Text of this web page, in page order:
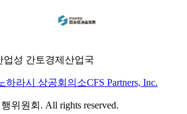
업성 간토경제산업국
하라시 상공회의소CFS Partners, Inc.
위원회. All rights reserved.